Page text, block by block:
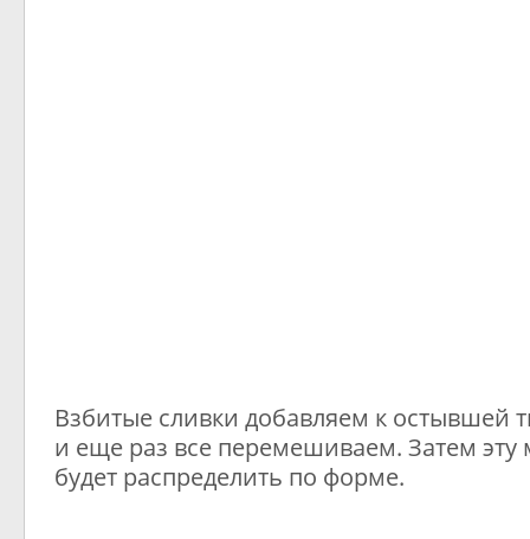
Взбитые сливки добавляем к остывшей
и еще раз все перемешиваем. Затем эту
будет распределить по форме.